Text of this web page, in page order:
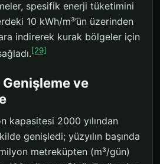
spesifik enerji tüketimini
10 kWh/m³’ün üzerinden
indirerek kurak bölgeler için
[29]
ve
kapasitesi 2000 yılından
genişledi; yüzyılın başında
metreküpten (m³/gün)